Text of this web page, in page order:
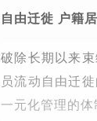
自由迁徙 户籍
破除长期以来
员流动自由迁
一元化管理的体